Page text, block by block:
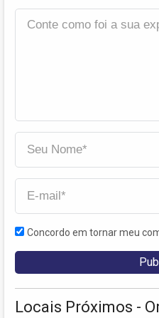
Concordo em tornar meu
Locais Próximos -